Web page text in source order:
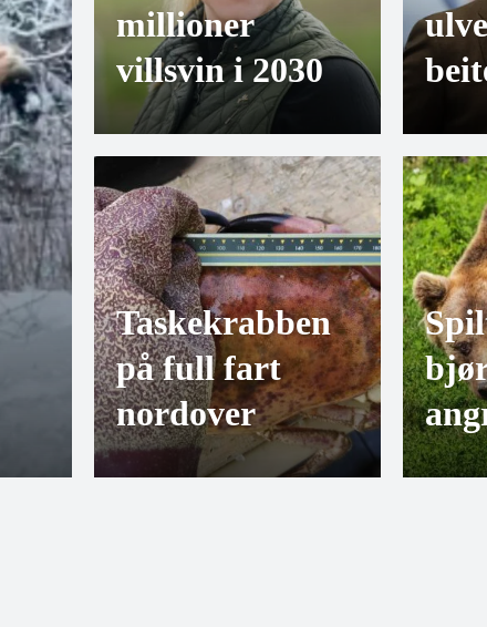
millioner
villsvin i 2030
Taskekrabben
på full fart
nordover